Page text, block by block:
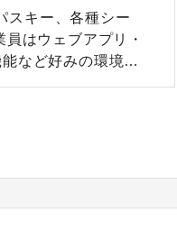
スキー、各種シー
など好みの環境か
ィ監視が可能で